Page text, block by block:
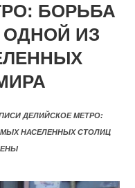
БОРЬБА
ИЗ
ДЕЛИЙСКОЕ МЕТРО:
НАСЕЛЕННЫХ СТОЛИЦ